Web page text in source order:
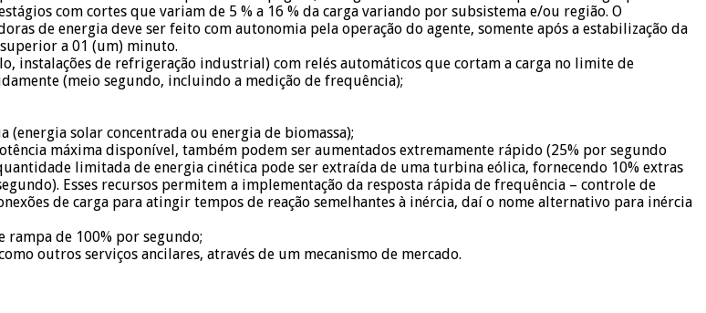
com cortes que variam de 5 % a 16 % da carga variando por subsistema e/ou região. O
de energia deve ser feito com autonomia pela operação do agente, somente após a estabilização da
a 01 (um) minuto.
instalações de refrigeração industrial) com relés automáticos que cortam a carga no limite de
(meio segundo, incluindo a medição de frequência);
solar concentrada ou energia de biomassa);
máxima disponível, também podem ser aumentados extremamente rápido (25% por segundo
limitada de energia cinética pode ser extraída de uma turbina eólica, fornecendo 10% extras
Esses recursos permitem a implementação da resposta rápida de frequência – controle de
de carga para atingir tempos de reação semelhantes à inércia, daí o nome alternativo para inércia
rampa de 100% por segundo;
outros serviços ancilares, através de um mecanismo de mercado.